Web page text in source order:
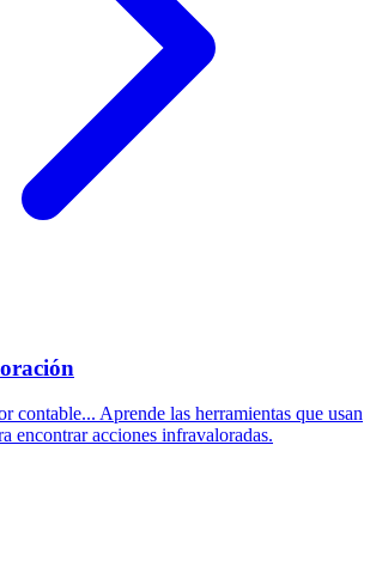
contable... Aprende las herramientas que usan
encontrar acciones infravaloradas.